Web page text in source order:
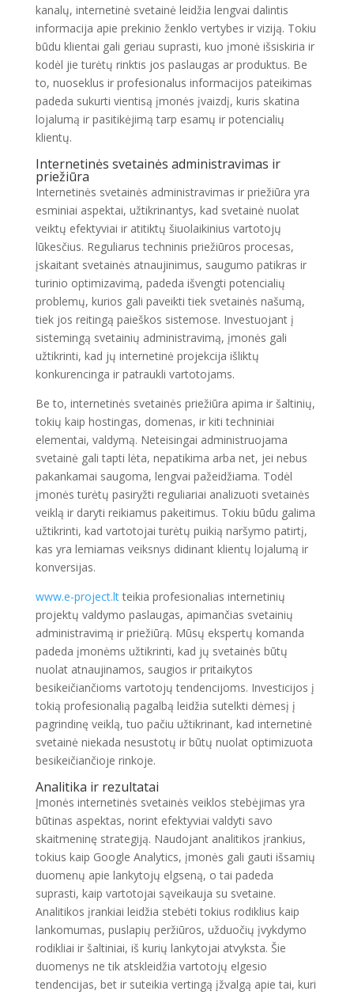
kanalų, internetinė svetainė leidžia lengvai dalintis
informacija apie prekinio ženklo vertybes ir viziją. Tokiu
būdu klientai gali geriau suprasti, kuo įmonė išsiskiria ir
kodėl jie turėtų rinktis jos paslaugas ar produktus. Be
to, nuoseklus ir profesionalus informacijos pateikimas
padeda sukurti vientisą įmonės įvaizdį, kuris skatina
lojalumą ir pasitikėjimą tarp esamų ir potencialių
klientų.
Internetinės svetainės administravimas ir
priežiūra
Internetinės svetainės administravimas ir priežiūra yra
esminiai aspektai, užtikrinantys, kad svetainė nuolat
veiktų efektyviai ir atitiktų šiuolaikinius vartotojų
lūkesčius. Reguliarus techninis priežiūros procesas,
įskaitant svetainės atnaujinimus, saugumo patikras ir
turinio optimizavimą, padeda išvengti potencialių
problemų, kurios gali paveikti tiek svetainės našumą,
tiek jos reitingą paieškos sistemose. Investuojant į
sistemingą svetainių administravimą, įmonės gali
užtikrinti, kad jų internetinė projekcija išliktų
konkurencinga ir patraukli vartotojams.
Be to, internetinės svetainės priežiūra apima ir šaltinių,
tokių kaip hostingas, domenas, ir kiti techniniai
elementai, valdymą. Neteisingai administruojama
svetainė gali tapti lėta, nepatikima arba net, jei nebus
pakankamai saugoma, lengvai pažeidžiama. Todėl
įmonės turėtų pasiryžti reguliariai analizuoti svetainės
veiklą ir daryti reikiamus pakeitimus. Tokiu būdu galima
užtikrinti, kad vartotojai turėtų puikią naršymo patirtį,
kas yra lemiamas veiksnys didinant klientų lojalumą ir
konversijas.
www.e-project.ltteikia profesionalias internetinių
projektų valdymo paslaugas, apimančias svetainių
administravimą ir priežiūrą. Mūsų ekspertų komanda
padeda įmonėms užtikrinti, kad jų svetainės būtų
nuolat atnaujinamos, saugios ir pritaikytos
besikeičiančioms vartotojų tendencijoms. Investicijos į
tokią profesionalią pagalbą leidžia sutelkti dėmesį į
pagrindinę veiklą, tuo pačiu užtikrinant, kad internetinė
svetainė niekada nesustotų ir būtų nuolat optimizuota
besikeičiančioje rinkoje.
Analitika ir rezultatai
Įmonės internetinės svetainės veiklos stebėjimas yra
būtinas aspektas, norint efektyviai valdyti savo
skaitmeninę strategiją. Naudojant analitikos įrankius,
tokius kaip Google Analytics, įmonės gali gauti išsamių
duomenų apie lankytojų elgseną, o tai padeda
suprasti, kaip vartotojai sąveikauja su svetaine.
Analitikos įrankiai leidžia stebėti tokius rodiklius kaip
lankomumas, puslapių peržiūros, užduočių įvykdymo
rodikliai ir šaltiniai, iš kurių lankytojai atvyksta. Šie
duomenys ne tik atskleidžia vartotojų elgesio
tendencijas, bet ir suteikia vertingą įžvalgą apie tai, kuri